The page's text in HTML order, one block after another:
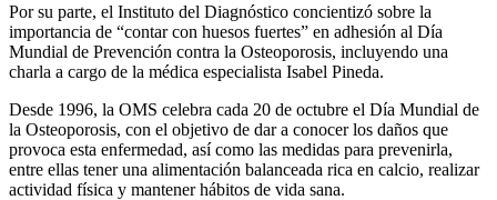
Por su parte, el Instituto del Diagnóstico concientizó sobre la
importancia de “contar con huesos fuertes” en adhesión al Día
Mundial de Prevención contra la Osteoporosis, incluyendo una
charla a cargo de la médica especialista Isabel Pineda.
Desde 1996, la OMS celebra cada 20 de octubre el Día Mundial de
la Osteoporosis, con el objetivo de dar a conocer los daños que
provoca esta enfermedad, así como las medidas para prevenirla,
entre ellas tener una alimentación balanceada rica en calcio, realizar
actividad física y mantener hábitos de vida sana.